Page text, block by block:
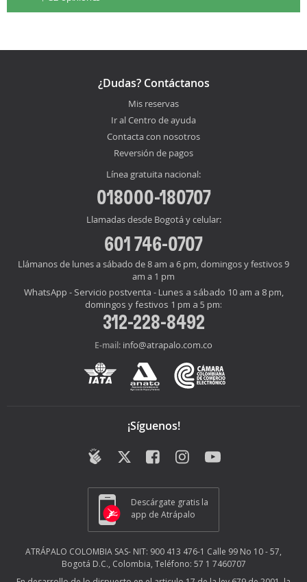
¿Dudas? Contáctanos
Mis reservas
Ir al Centro de ayuda
Contacta con nosotros
Reversión de pagos
Línea gratuita nacional:
018000-180707
Llamadas desde Bogotá y celular:
601 746-0707
Llámanos de lunes a sábado de 8 am a 6 pm, domingos y festivos 9
am a 1 pm
WhatsApp - Servicio postventa - Lunes a sábado 10 am a 8 pm,
domingos y festivos 1 pm a 5 pm:
312-228-8492
E-mail: info@atrapalo.com.co
¡Síguenos!
Descárgate gratis la
app de Atrápalo
ATRÁPALO COLOMBIA SAS- NIT: 900 413 476-1 Calle 99 No 10 - 57,
Bogotá D.C., Colombia, Teléfono: 57 1 7460707